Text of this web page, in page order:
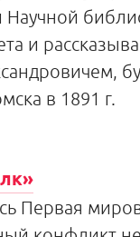
Научной
и
в 1891 г.
Первая